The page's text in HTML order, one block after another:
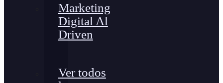
Marketing
Digital Al
Driven
Ver todos